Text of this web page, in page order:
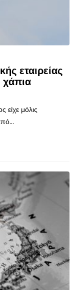
εταιρείας
είχε μόλις